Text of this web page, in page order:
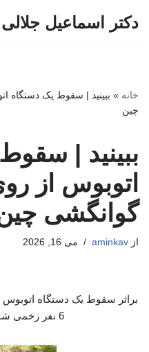
دکتر اسماعیل جلالی
خانه » ببینید | سقوط یک دستگاه
چین
ببینید |
اتوبوس از
گوانگشی
از aminkav می 16, 2026
براثر سقوط یک دستگاه اتوبوس
6 نفر زخمی شدند. منبع: چندثانیه